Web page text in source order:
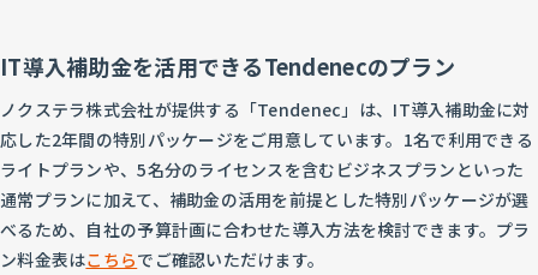
IT導入補助金を活用できるTendenecのプラン
ノクステラ株式会社が提供する「Tendenec」は、IT導入補助金に対
応した2年間の特別パッケージをご用意しています。1名で利用できる
ライトプランや、5名分のライセンスを含むビジネスプランといった
通常プランに加えて、補助金の活用を前提とした特別パッケージが選
べるため、自社の予算計画に合わせた導入方法を検討できます。プラ
ン料金表はこちらでご確認いただけます。